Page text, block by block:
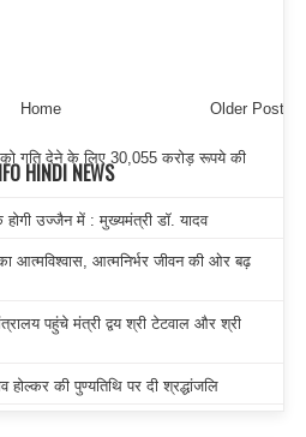
Older Post
Home
HINDI NEWS
गति देने के लिए 30,055 करोड़ रूपये की
होगी उज्जैन में : मुख्यमंत्री डॉ. यादव
आत्मविश्वास, आत्मनिर्भर जीवन की ओर बढ़
पहुंचे मंत्री द्वय श्री टेटवाल और श्री
होल्कर की पुण्यतिथि पर दी श्रद्धांजलि